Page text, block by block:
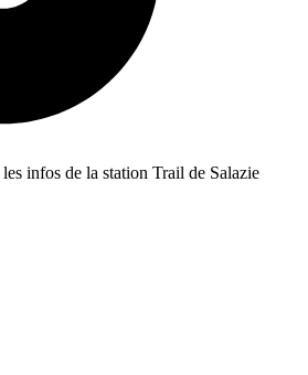
infos de la station Trail de Salazie